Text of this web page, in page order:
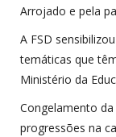
Arrojado e pela
A FSD
temáticas que
Ministério da
Congelamento
progressões na